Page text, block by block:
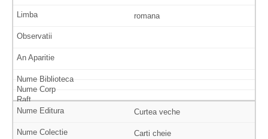
romana
Curtea veche
Carti cheie